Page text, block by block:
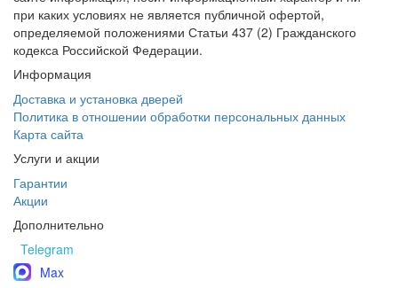
при каких условиях не является публичной офертой,
определяемой положениями Статьи 437 (2) Гражданского
кодекса Российской Федерации.
Информация
Доставка и установка дверей
Политика в отношении обработки персональных данных
Карта сайта
Услуги и акции
Гарантии
Акции
Дополнительно
Telegram
Max